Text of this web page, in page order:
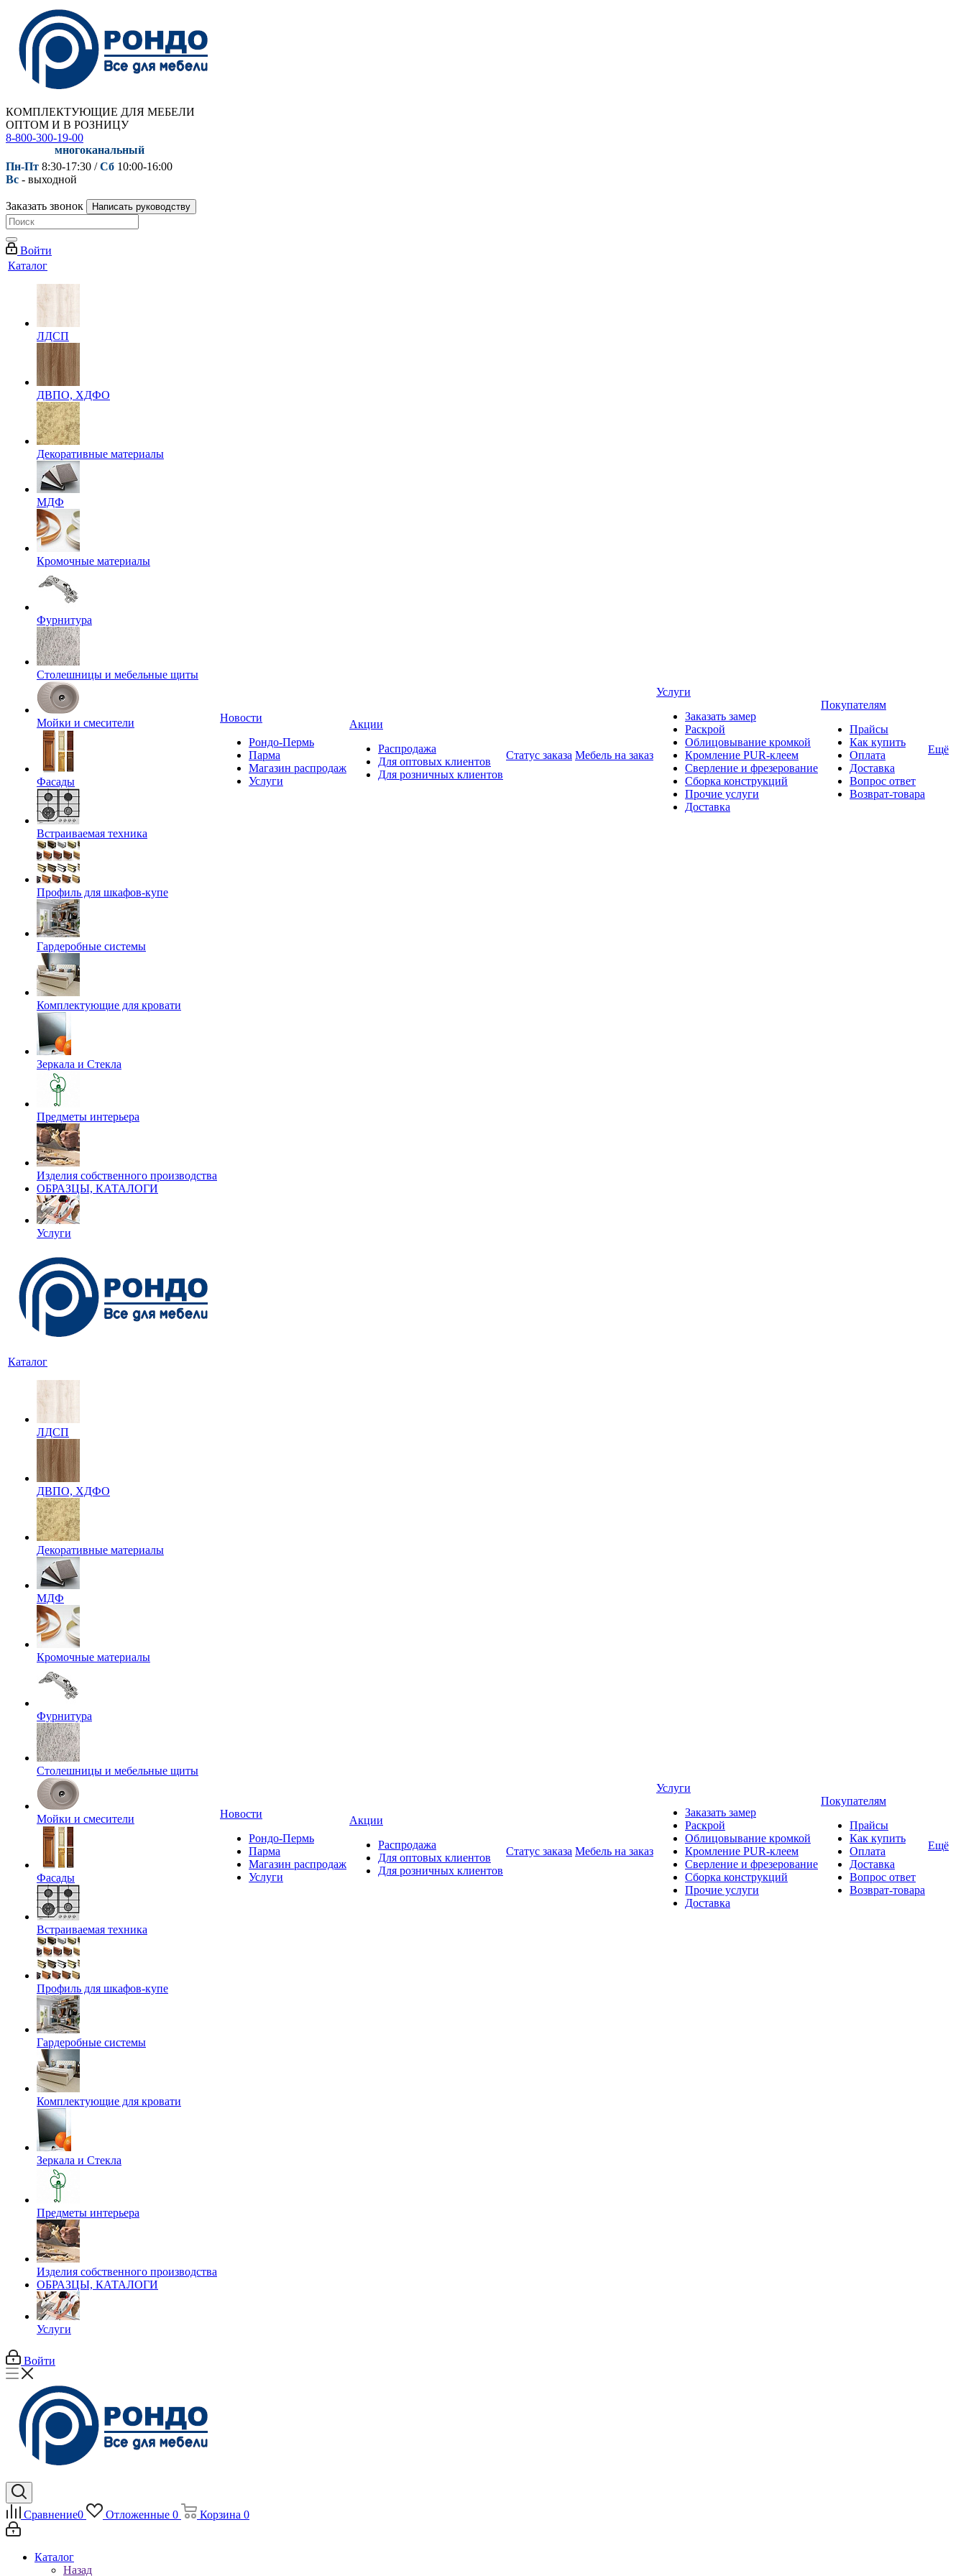
КОМПЛЕКТУЮЩИЕ ДЛЯ МЕБЕЛИ
ОПТОМ И В РОЗНИЦУ
8-800-300-19-00
многоканальный
Пн-Пт 8:30-17:30 /Сб 10:00-16:00
Вс - выходной
Заказать звонок Написать руководству
Войти
Каталог
ЛДСП
ДВПО, ХДФО
Декоративные материалы
МДФ
Кромочные материалы
Фурнитура
Столешницы и мебельные щиты
Мойки и смесители
Фасады
Встраиваемая техника
Профиль для шкафов-купе
Гардеробные системы
Комплектующие для кровати
Зеркала и Стекла
Предметы интерьера
Изделия собственного производства
ОБРАЗЦЫ, КАТАЛОГИ
Услуги
Новости
Рондо-Пермь
Парма
Магазин распродаж
Услуги
Акции
Распродажа
Для оптовых клиентов
Для розничных клиентов
Статус заказа Мебель на заказ
Услуги
Заказать замер
Раскрой
Облицовывание кромкой
Кромление PUR-клеем
Сверление и фрезерование
Сборка конструкций
Прочие услуги
Доставка
Покупателям
Прайсы
Как купить
Оплата
Доставка
Вопрос ответ
Возврат-товара
Ещё
Каталог
ЛДСП
ДВПО, ХДФО
Декоративные материалы
МДФ
Кромочные материалы
Фурнитура
Столешницы и мебельные щиты
Мойки и смесители
Фасады
Встраиваемая техника
Профиль для шкафов-купе
Гардеробные системы
Комплектующие для кровати
Зеркала и Стекла
Предметы интерьера
Изделия собственного производства
ОБРАЗЦЫ, КАТАЛОГИ
Услуги
Новости
Рондо-Пермь
Парма
Магазин распродаж
Услуги
Акции
Распродажа
Для оптовых клиентов
Для розничных клиентов
Статус заказа Мебель на заказ
Услуги
Заказать замер
Раскрой
Облицовывание кромкой
Кромление PUR-клеем
Сверление и фрезерование
Сборка конструкций
Прочие услуги
Доставка
Покупателям
Прайсы
Как купить
Оплата
Доставка
Вопрос ответ
Возврат-товара
Ещё
Войти
Сравнение0 Отложенные 0 Корзина 0
Каталог
Назад